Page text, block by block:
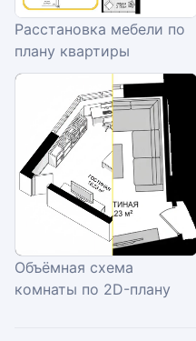
Расстановка мебели по
плану квартиры
Объёмная схема
комнаты по 2D-плану